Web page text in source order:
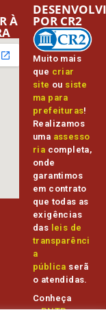
À
Muito mais
que criar
site ou siste
ma para
prefeituras!
Realizamos
uma assesso
ria completa,
onde
garantimos
em contrato
que todas as
exigências
das leis de
transparênci
a
pública serã
o atendidas.
Conheça
oPNTPe
POR CR2